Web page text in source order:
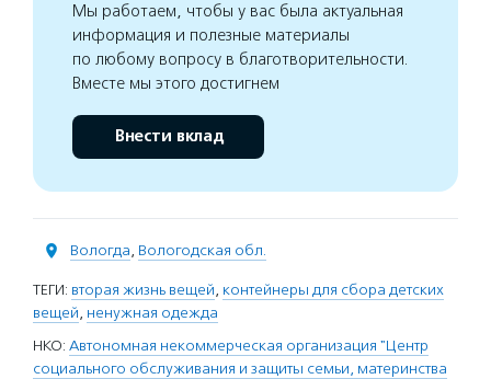
Мы работаем, чтобы у вас была актуальная
информация и полезные материалы
по любому вопросу в благотворительности.
Вместе мы этого достигнем
Внести вклад
Вологда, Вологодская обл.
ТЕГИ: вторая жизнь вещей, контейнеры для сбора детских
вещей, ненужная одежда
НКО: Автономная некоммерческая организация "Центр
социального обслуживания и защиты семьи, материнства